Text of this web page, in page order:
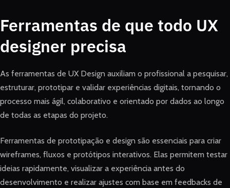
Ferramentas de que todo UX
designer precisa
As ferramentas de UX Design auxiliam o profissional a pesquisar,
estruturar, prototipar e validar experiências digitais, tornando o
processo mais ágil, colaborativo e orientado por dados ao longo
de todas as etapas do projeto.
Ferramentas de prototipação e design são essenciais para criar
wireframes, fluxos e protótipos interativos. Elas permitem testar
ideias rapidamente, visualizar a experiência antes do
desenvolvimento e realizar ajustes com base em feedbacks de